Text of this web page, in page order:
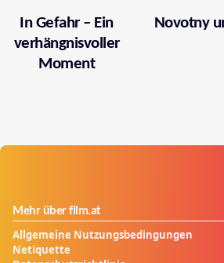
In Gefahr – Ein
verhängnisvoller
Moment
Novotny
Mehr über film.at
Allgemeine Nutzungsbedingungen
Netiquette